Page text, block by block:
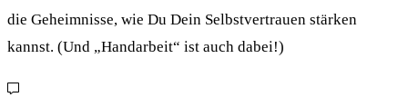
die Geheimnisse, wie Du Dein Selbstvertrauen stärken
kannst. (Und „Handarbeit“ ist auch dabei!)